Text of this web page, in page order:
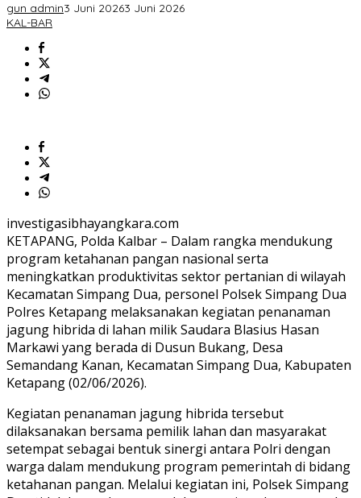
Dua
gun admin3 Juni 20263 Juni 2026
KAL-BAR
investigasibhayangkara.com
KETAPANG, Polda Kalbar – Dalam rangka mendukung
program ketahanan pangan nasional serta
meningkatkan produktivitas sektor pertanian di wilayah
Kecamatan Simpang Dua, personel Polsek Simpang Dua
Polres Ketapang melaksanakan kegiatan penanaman
jagung hibrida di lahan milik Saudara Blasius Hasan
Markawi yang berada di Dusun Bukang, Desa
Semandang Kanan, Kecamatan Simpang Dua, Kabupaten
Ketapang (02/06/2026).
Kegiatan penanaman jagung hibrida tersebut
dilaksanakan bersama pemilik lahan dan masyarakat
setempat sebagai bentuk sinergi antara Polri dengan
warga dalam mendukung program pemerintah di bidang
ketahanan pangan. Melalui kegiatan ini, Polsek Simpang